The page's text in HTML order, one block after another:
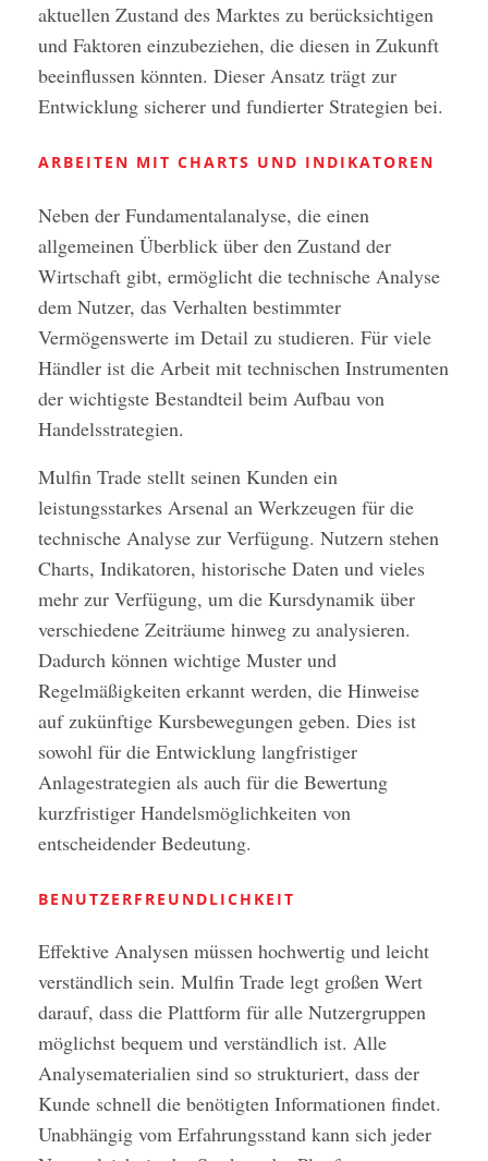
aktuellen Zustand des Marktes zu berücksichtigen
und Faktoren einzubeziehen, die diesen in Zukunft
beeinflussen könnten. Dieser Ansatz trägt zur
Entwicklung sicherer und fundierter Strategien bei.
ARBEITEN MIT CHARTS UND INDIKATOREN
Neben der Fundamentalanalyse, die einen
allgemeinen Überblick über den Zustand der
Wirtschaft gibt, ermöglicht die technische Analyse
dem Nutzer, das Verhalten bestimmter
Vermögenswerte im Detail zu studieren. Für viele
Händler ist die Arbeit mit technischen Instrumenten
der wichtigste Bestandteil beim Aufbau von
Handelsstrategien.
Mulfin Trade stellt seinen Kunden ein
leistungsstarkes Arsenal an Werkzeugen für die
technische Analyse zur Verfügung. Nutzern stehen
Charts, Indikatoren, historische Daten und vieles
mehr zur Verfügung, um die Kursdynamik über
verschiedene Zeiträume hinweg zu analysieren.
Dadurch können wichtige Muster und
Regelmäßigkeiten erkannt werden, die Hinweise
auf zukünftige Kursbewegungen geben. Dies ist
sowohl für die Entwicklung langfristiger
Anlagestrategien als auch für die Bewertung
kurzfristiger Handelsmöglichkeiten von
entscheidender Bedeutung.
BENUTZERFREUNDLICHKEIT
Effektive Analysen müssen hochwertig und leicht
verständlich sein. Mulfin Trade legt großen Wert
darauf, dass die Plattform für alle Nutzergruppen
möglichst bequem und verständlich ist. Alle
Analysematerialien sind so strukturiert, dass der
Kunde schnell die benötigten Informationen findet.
Unabhängig vom Erfahrungsstand kann sich jeder